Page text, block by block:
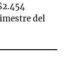
del